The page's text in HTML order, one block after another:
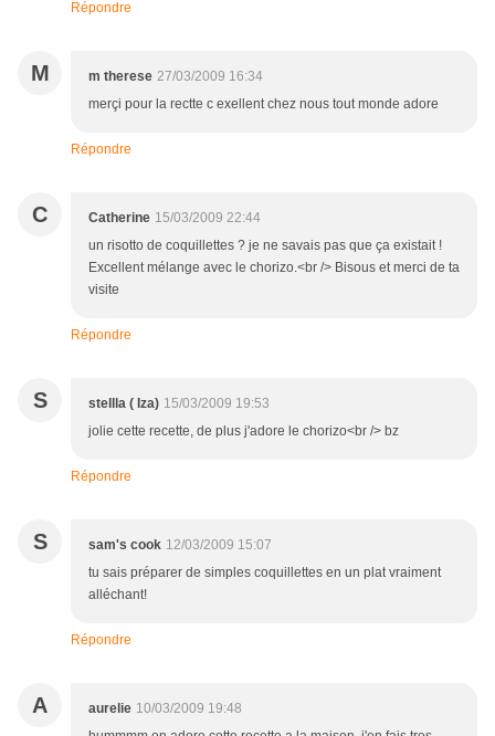
Répondre
M m therese 27/03/2009 16:34
merçi pour la rectte c exellent chez nous tout monde adore
Répondre
C Catherine 15/03/2009 22:44
un risotto de coquillettes ? je ne savais pas que ça existait !
Excellent mélange avec le chorizo.<br /> Bisous et merci de ta
visite
Répondre
S stellla ( Iza) 15/03/2009 19:53
jolie cette recette, de plus j'adore le chorizo<br /> bz
Répondre
S sam's cook 12/03/2009 15:07
tu sais préparer de simples coquillettes en un plat vraiment
alléchant!
Répondre
A aurelie 10/03/2009 19:48